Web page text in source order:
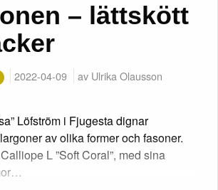
– lättskött
2022-04-09 av Ulrika Olausson
Löfström i Fjugesta dignar
av olika former och fasoner.
L ”Soft Coral”, med sina